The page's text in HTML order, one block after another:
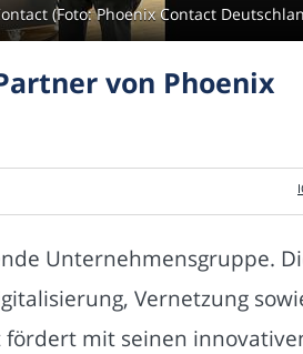
(Foto: Phoenix Contact
von Phoenix
Unternehmensgruppe.
Vernetzung
fördert mit seinen